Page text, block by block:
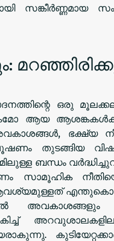
സങ്കീർണ്ണമായ
ഒരു
ആയ
ഭക്ഷ്യ
തുടങ്ങിയ
ബന്ധം
സാമൂഹിക